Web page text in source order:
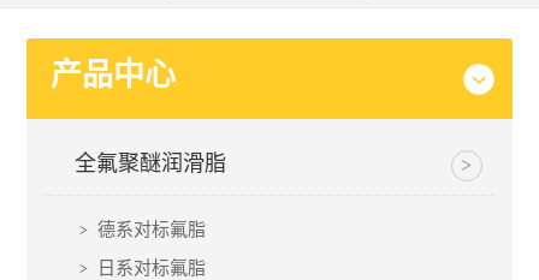
产品中心
全氟聚醚润滑脂
德系对标氟脂
日系对标氟脂